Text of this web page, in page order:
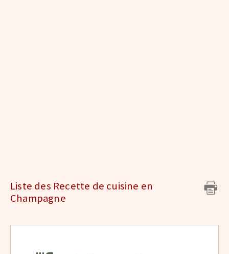
Liste des Recette de cuisine en
Champagne